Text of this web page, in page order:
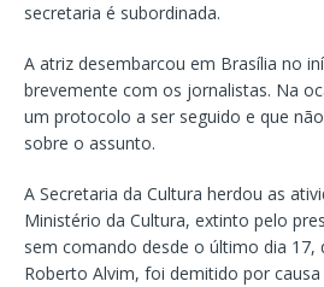
secretaria é subordinada.
A atriz desembarcou em Brasília no
brevemente com os jornalistas. Na
um protocolo a ser seguido e que
sobre o assunto.
A Secretaria da Cultura herdou as
Ministério da Cultura, extinto pelo
sem comando desde o último dia 17,
Roberto Alvim, foi demitido por